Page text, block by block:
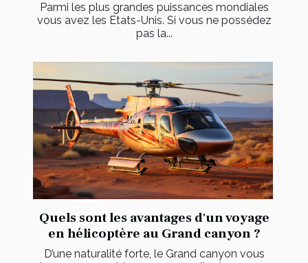
Parmi les plus grandes puissances mondiales
vous avez les Etats-Unis. Si vous ne possédez
pas la...
Quels sont les avantages d'un voyage
en hélicoptère au Grand canyon ?
D’une naturalité forte, le Grand canyon vous